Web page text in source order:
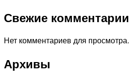
Свежие комментарии
Нет комментариев для просмотра.
Архивы